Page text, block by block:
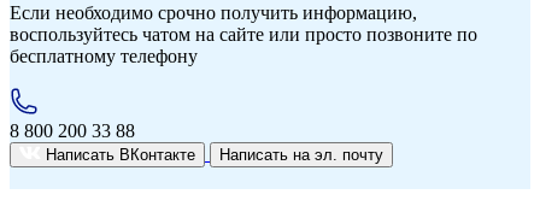
Если необходимо срочно получить информацию,
воспользуйтесь чатом на сайте или просто позвоните по
бесплатному телефону
8 800 200 33 88
Написать ВКонтакте Написать на эл. почту